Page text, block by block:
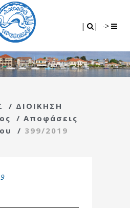
| | ->
/ ΔΙΟΙΚΗΣΗ
/ Αποφάσεις
/ 399/2019